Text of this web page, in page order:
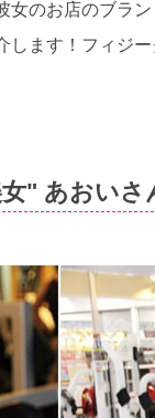
女のお店のブラ
します！フィジ
" あおいさ